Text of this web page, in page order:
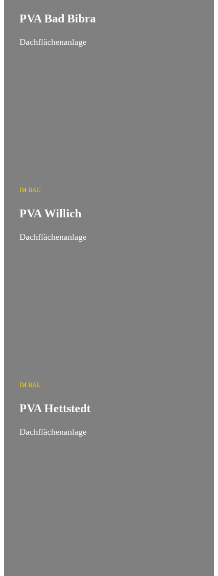
PVA Bad Bibra
Dachflächenanlage
IM BAU
PVA Willich
Dachflächenanlage
IM BAU
PVA Hettstedt
Dachflächenanlage